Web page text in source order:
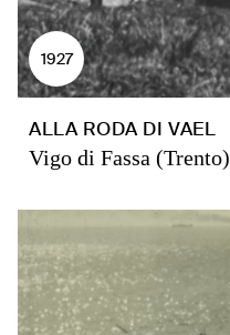
1927
ALLA RODA DI VAEL
Vigo di Fassa (Trento)